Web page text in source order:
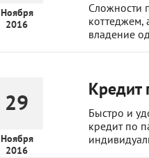
Ноября
2016
Сложности
коттеджем,
владение
29
Ноября
2016
Кредит
Быстро и
кредит по